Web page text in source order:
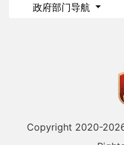
政府部门导航
Copyright 2020-